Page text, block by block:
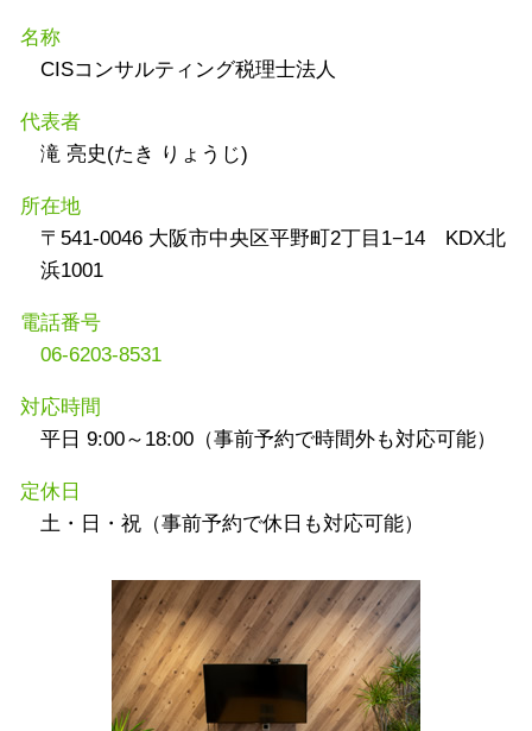
名称
CISコンサルティング税理士法人
代表者
滝 亮史(たき りょうじ)
所在地
〒541-0046 大阪市中央区平野町2丁目1−14 KDX北
浜1001
電話番号
06-6203-8531
対応時間
平日 9:00～18:00（事前予約で時間外も対応可能）
定休日
土・日・祝（事前予約で休日も対応可能）